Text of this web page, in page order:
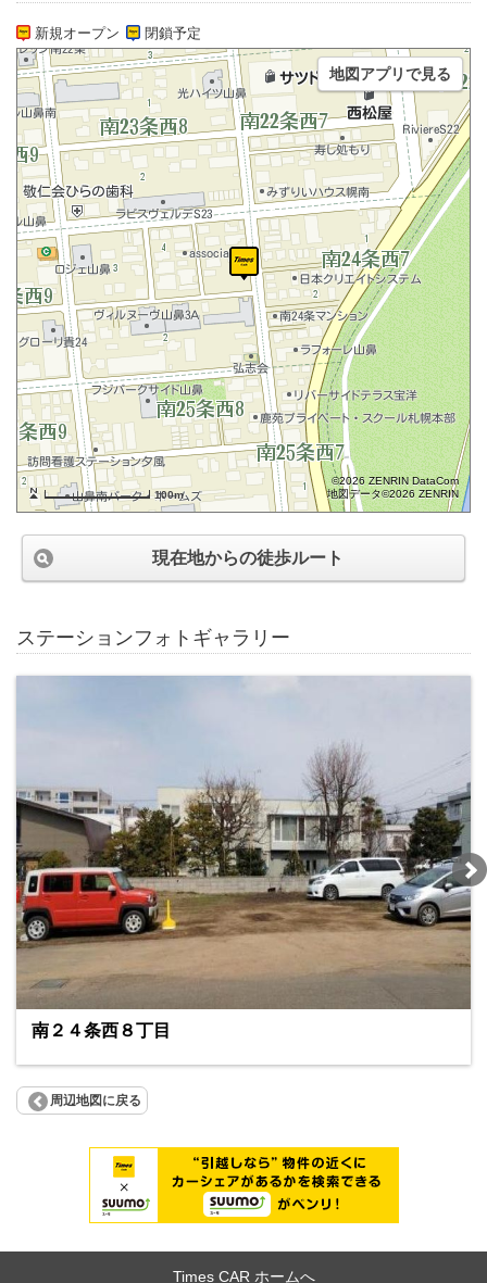
新規オープン 閉鎖予定
100m
©2026 ZENRIN DataCom
地図データ©2026 ZENRIN
地図アプリで見る
現在地からの徒歩ルート
ステーションフォトギャラリー
南２４条西８丁目
周辺地図に戻る
Times CAR ホームへ